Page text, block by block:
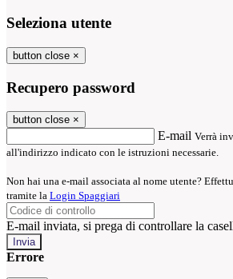
Seleziona utente
button close ×
Recupero password
button close ×
E-mail Verrà
all'indirizzo indicato con le istruzioni necessarie.
Non hai una e-mail associata al nome utente?
tramite la Login Spaggiari
E-mail inviata, si prega di controllare la
Errore